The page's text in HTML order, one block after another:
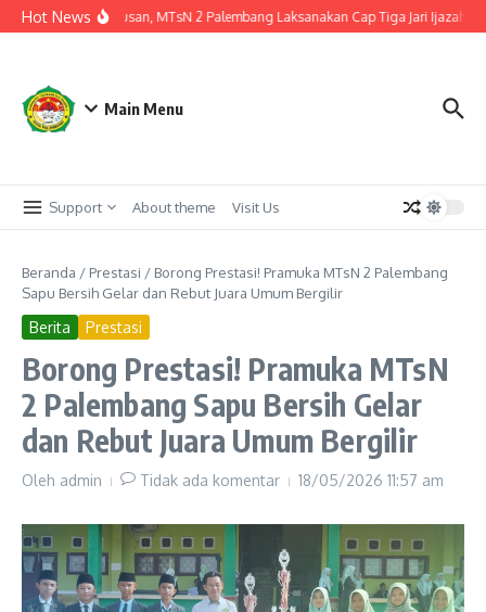
Lewati ke konten
Hot News
Menuju Kelulusan, MTsN 2 Palembang Laksanakan Cap Tiga Jari Ijazah
Main Menu
Support About theme Visit Us
Beranda / Prestasi / Borong Prestasi! Pramuka MTsN 2 Palembang
Sapu Bersih Gelar dan Rebut Juara Umum Bergilir
Berita Prestasi
Borong Prestasi! Pramuka MTsN
2 Palembang Sapu Bersih Gelar
dan Rebut Juara Umum Bergilir
Oleh admin Tidak ada komentar 18/05/2026 11:57 am